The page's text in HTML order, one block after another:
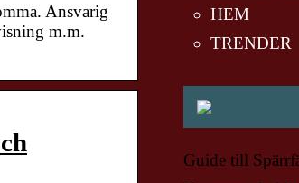
Ansvarig
m.m.
HEM
TRENDER
Guide till